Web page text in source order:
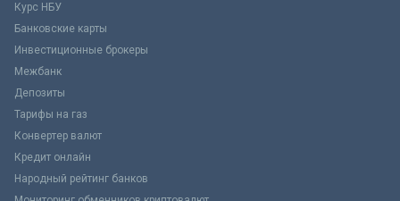
Курс НБУ
Банковские карты
Инвестиционные брокеры
Межбанк
Депозиты
Тарифы на газ
Конвертер валют
Кредит онлайн
Народный рейтинг банков